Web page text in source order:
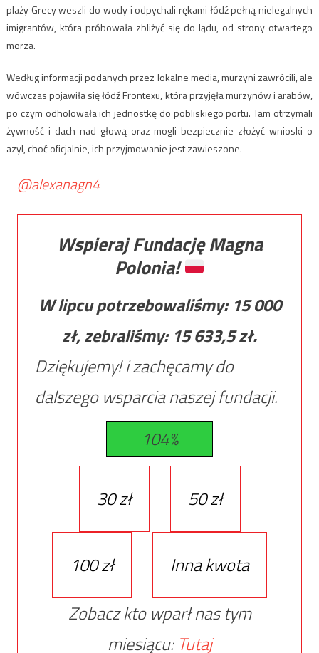
plaży Grecy weszli do wody i odpychali rękami łódź pełną nielegalnych
imigrantów, która próbowała zbliżyć się do lądu, od strony otwartego
morza.
Według informacji podanych przez lokalne media, murzyni zawrócili, ale
wówczas pojawiła się łódź Frontexu, która przyjęła murzynów i arabów,
po czym odholowała ich jednostkę do pobliskiego portu. Tam otrzymali
żywność i dach nad głową oraz mogli bezpiecznie złożyć wnioski o
azyl, choć oficjalnie, ich przyjmowanie jest zawieszone.
@alexanagn4
Wspieraj Fundację Magna
Polonia!
W lipcu potrzebowaliśmy: 15 000
zł, zebraliśmy: 15 633,5zł.
Dziękujemy! i zachęcamy do
dalszego wsparcia naszej fundacji.
104%
30 zł 50 zł
100 zł
Inna kwota
Zobacz kto wparł nas tym
miesiącu: Tutaj